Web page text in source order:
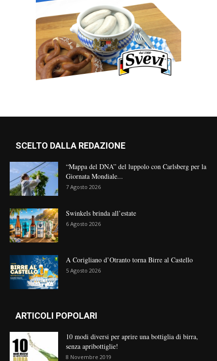
SCELTO DALLA REDAZIONE
“Mappa del DNA” del luppolo con Carlsberg per la
Giornata Mondiale...
7 Agosto 2026
Swinkels brinda all’estate
6 Agosto 2026
A Corigliano d’Otranto torna Birre al Castello
5 Agosto 2026
ARTICOLI POPOLARI
10 modi diversi per aprire una bottiglia di birra,
senza apribottiglie!
8 Novembre 2019